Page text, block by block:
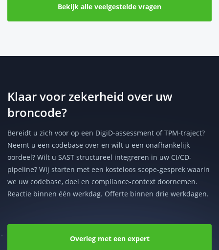
Bekijk alle veelgestelde vragen
Klaar voor zekerheid over uw
broncode?
Bereidt u zich voor op een DigiD-assessment of TPM-traject?
Neemt u een codebase over en wilt u een onafhankelijk
oordeel? Wilt u SAST structureel integreren in uw CI/CD-
pipeline? Wij starten met een kosteloos scope-gesprek waarin
we uw codebase, doel en compliance-context doornemen.
Reactie binnen één werkdag. Offerte binnen drie werkdagen.
Overleg met een expert